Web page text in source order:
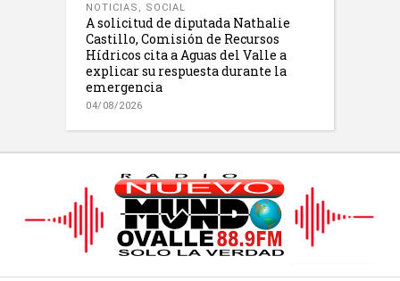
NOTICIAS , SOCIAL
A solicitud de diputada Nathalie
Castillo, Comisión de Recursos
Hídricos cita a Aguas del Valle a
explicar su respuesta durante la
emergencia
04/08/2026